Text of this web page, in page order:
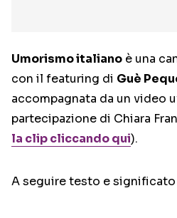
Umorismo italiano è una
con il featuring di Guè
accompagnata da un video
partecipazione di Chiara
la clip cliccando qui).
A seguire testo e significato